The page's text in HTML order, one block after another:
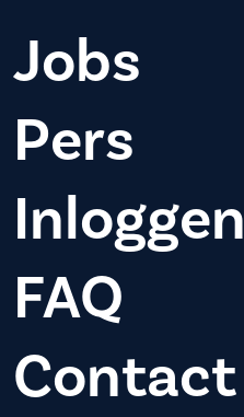
Jobs
Pers
Inloggen
FAQ
Contact